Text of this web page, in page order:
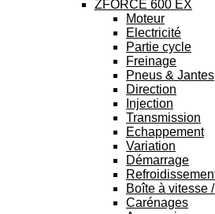
ZFORCE 600 EX
Moteur
Electricité
Partie cycle
Freinage
Pneus & Jantes
Direction
Injection
Transmission
Echappement
Variation
Démarrage
Boîte à vitesse
Carénages